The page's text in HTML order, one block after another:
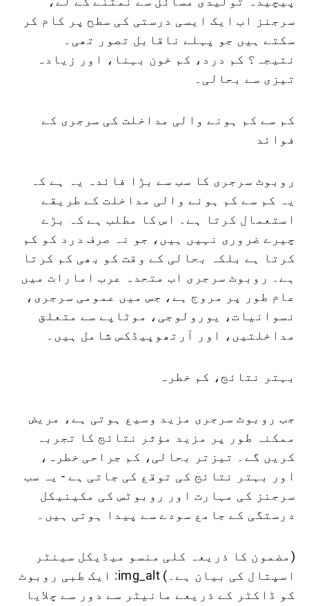
سرجنز اب ایک ایسی درستی کی سطح پر کام کر
سکتے ہیں جو پہلے ناقابل تصور تھی۔
نتیجہ؟ کم درد، کم خون بہنا، اور زیادہ
تیزی سے بحالی۔
کم سے کم ہونے والی مداخلت کی سرجری کے
فوائد
روبوٹ سرجری کا سب سے بڑا فائدہ یہ ہے کہ
یہ کم سے کم ہونے والی مداخلت کے طریقے
استعمال کرتا ہے۔ اس کا مطلب ہے کہ بڑے
چیرے ضروری نہیں ہیں، جو نہ صرف درد کو کم
کرتا ہے بلکہ بحالی کے وقت کو بھی کم کرتا
ہے۔ روبوٹ سرجری اب متحدہ عرب امارات میں
عام طور پر مروج ہے، جس میں عمومی سرجری،
نسوانیات، یورولوجی، موٹاپے سے متعلق
مداخلتیں، اور آرتھوپیڈکس شامل ہیں۔
بہتر نتائج، کم خطرہ
جب روبوٹ سرجری مزید وسیع ہوتی ہے، مریض
ممکنہ طور پر مزید مؤثر نتائج کا تجربہ
کریں گے۔ تیزتر بحالی، کم جراحی خطرہ،
اور بہتر نتائج کی توقع کی جاتی ہے - یہ سب
سرجنز کی مہارت اور روبوٹس کی مکینیکل
درستگی کے جامع سودے سے پیدا ہوتی ہیں۔
(مضمون کا ذریعہ کلی منسو میڈیکل سینٹر
اسپتال کی بیان ہے۔) img_alt: ایک طبی روبوٹ
کو ڈاکٹر کے ذریعے مانیٹر سے دور سے چلایا